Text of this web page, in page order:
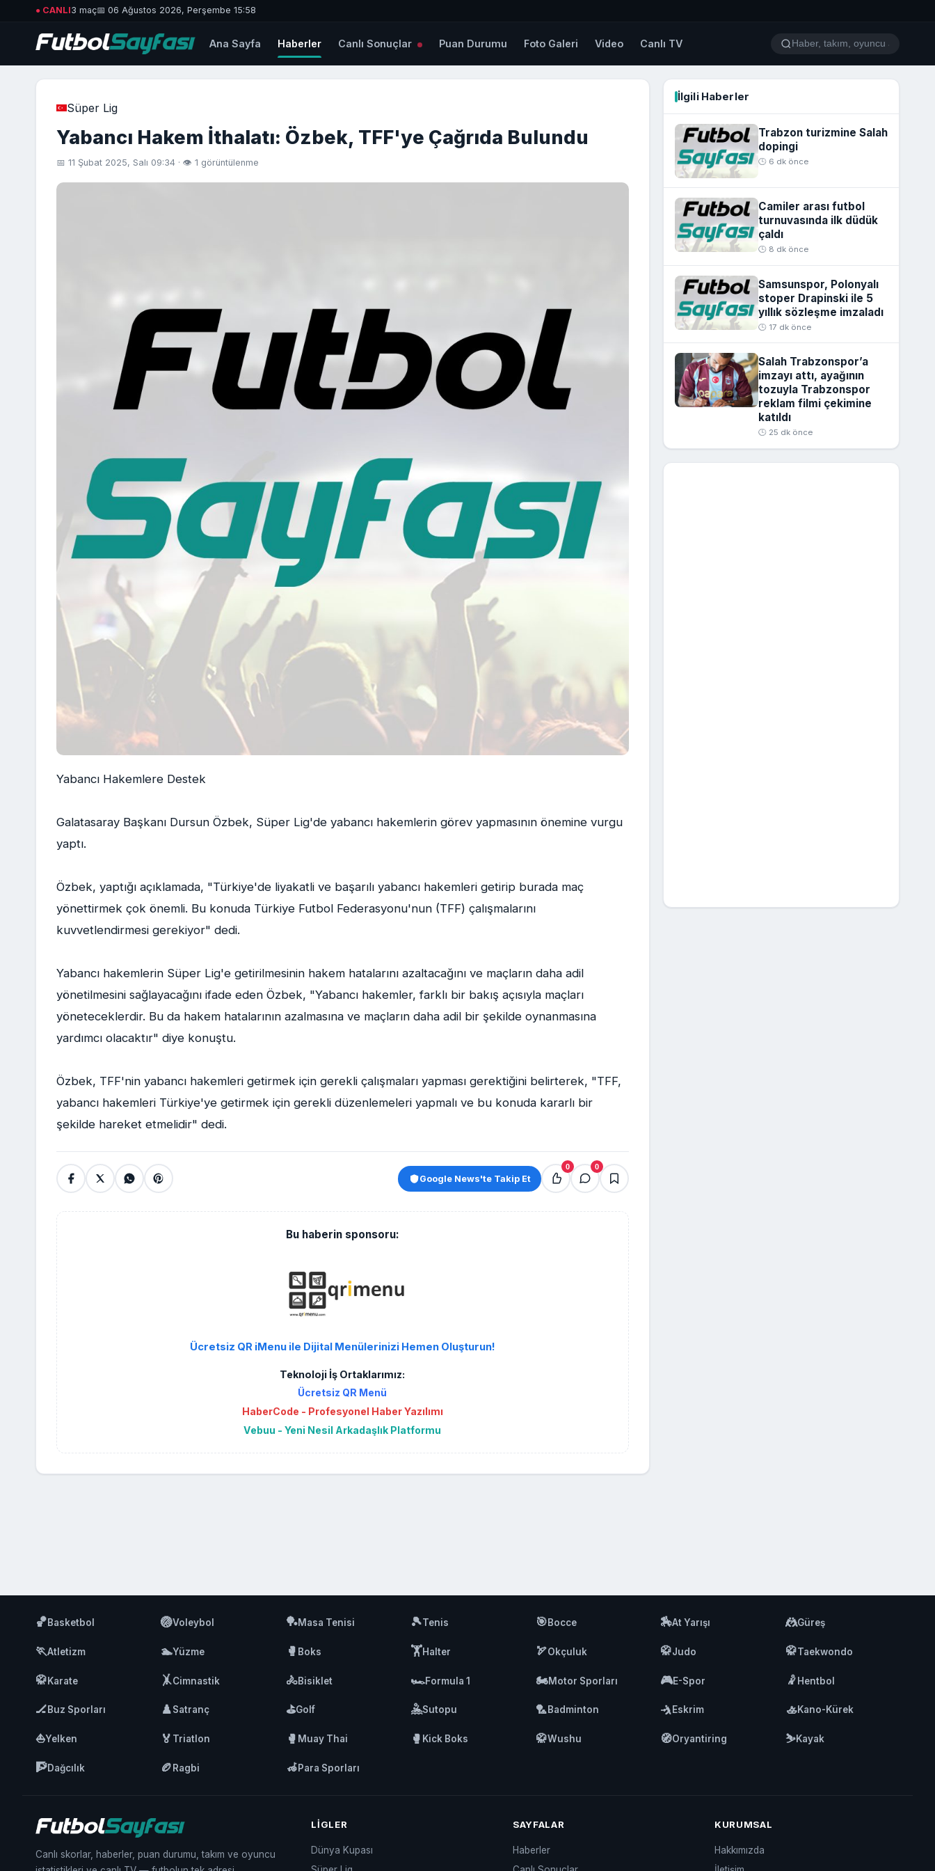
● CANLI3 maç📅 06 Ağustos 2026, Perşembe 15:58
Ana Sayfa Haberler Canlı Sonuçlar Puan Durumu Foto Galeri Video Canlı TV
Süper Lig
Yabancı Hakem İthalatı: Özbek, TFF'ye Çağrıda Bulundu
📅 11 Şubat 2025, Salı 09:34 · 👁 1 görüntülenme
Yabancı Hakemlere Destek
Galatasaray Başkanı Dursun Özbek, Süper Lig'de yabancı hakemlerin görev yapmasının önemine vurgu
yaptı.
Özbek, yaptığı açıklamada, "Türkiye'de liyakatli ve başarılı yabancı hakemleri getirip burada maç
yönettirmek çok önemli. Bu konuda Türkiye Futbol Federasyonu'nun (TFF) çalışmalarını
kuvvetlendirmesi gerekiyor" dedi.
Yabancı hakemlerin Süper Lig'e getirilmesinin hakem hatalarını azaltacağını ve maçların daha adil
yönetilmesini sağlayacağını ifade eden Özbek, "Yabancı hakemler, farklı bir bakış açısıyla maçları
yöneteceklerdir. Bu da hakem hatalarının azalmasına ve maçların daha adil bir şekilde oynanmasına
yardımcı olacaktır" diye konuştu.
Özbek, TFF'nin yabancı hakemleri getirmek için gerekli çalışmaları yapması gerektiğini belirterek, "TFF,
yabancı hakemleri Türkiye'ye getirmek için gerekli düzenlemeleri yapmalı ve bu konuda kararlı bir
şekilde hareket etmelidir" dedi.
Google News'te Takip Et
0 0
Bu haberin sponsoru:
Ücretsiz QR iMenu ile Dijital Menülerinizi Hemen Oluşturun!
Teknoloji İş Ortaklarımız:
Ücretsiz QR Menü
HaberCode - Profesyonel Haber Yazılımı
Vebuu - Yeni Nesil Arkadaşlık Platformu
İlgili Haberler
Trabzon turizmine Salah
dopingi
🕒 6 dk önce
Camiler arası futbol
turnuvasında ilk düdük
çaldı
🕒 8 dk önce
Samsunspor, Polonyalı
stoper Drapinski ile 5
yıllık sözleşme imzaladı
🕒 17 dk önce
Salah Trabzonspor’a
imzayı attı, ayağının
tozuyla Trabzonspor
reklam filmi çekimine
katıldı
🕒 25 dk önce
🏀Basketbol 🏐Voleybol 🏓Masa Tenisi 🎾Tenis 🎯Bocce 🏇At Yarışı 🤼Güreş
🏃Atletizm 🏊Yüzme 🥊 Boks 🏋️Halter 🏹Okçuluk 🥋Judo 🥋Taekwondo
🥋Karate 🤸Cimnastik 🚴Bisiklet 🏎️Formula 1 🏍️Motor Sporları 🎮E-Spor 🤾Hentbol
🏒Buz Sporları ♟️Satranç ⛳Golf 🤽Sutopu 🏸Badminton 🤺Eskrim 🚣Kano-Kürek
⛵Yelken 🏅 Triatlon 🥊 Muay Thai 🥊 Kick Boks 🥋Wushu 🧭Oryantiring ⛷️Kayak
🧗Dağcılık 🏉 Ragbi 🦽Para Sporları
Canlı skorlar, haberler, puan durumu, takım ve oyuncu
LIGLER
Dünya Kupası
SAYFALAR
Haberler
KURUMSAL
Hakkımızda